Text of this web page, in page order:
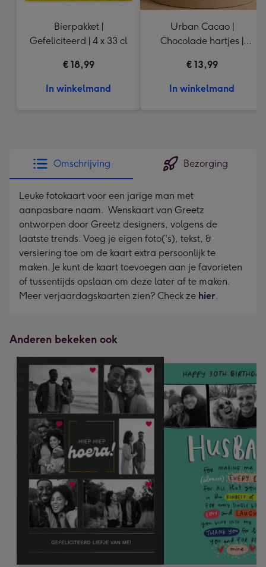
Bierpakket |
Gefeliciteerd | 4 x 33 cl
€ 18,99
In winkelmand
Urban Cacao |
Chocolade hartjes |
€ 13,99
In winkelmand
Omschrijving Bezorging
Leuke fotokaart voor een jarige man met
aanpasbare naam. Wenskaart van Greetz
ontworpen door Greetz designers, volgens de
laatste trends. Voeg je eigen foto('s), tekst, &
versiering toe om de kaart extra persoonlijk te
maken. Je kunt de kaart toevoegen aan je favorieten
of tussentijds opslaan om deze later af te maken.
Meer verjaardagskaarten zien? Check ze hier.
Anderen bekeken ook